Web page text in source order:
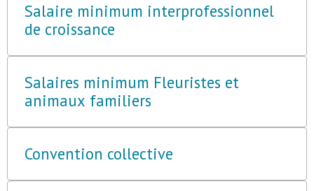
Salaire minimum interprofessionnel
de croissance
Salaires minimum Fleuristes et
animaux familiers
Convention collective